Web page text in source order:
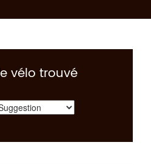
vélo trouvé